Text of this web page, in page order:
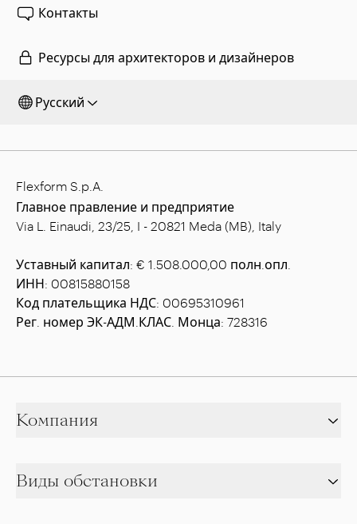
Контакты
Ресурсы для архитекторов и дизайнеров
Русский
Flexform S.p.A.
Главное правление и предприятие
Via L. Einaudi, 23/25, I - 20821 Meda (MB), Italy
Уставный капитал: € 1.508.000,00 полн.опл.
ИНН: 00815880158
Код плательщика НДС: 00695310961
Рег. номер ЭК-АДМ.КЛАС. Монца: 728316
Компания
Виды обстановки